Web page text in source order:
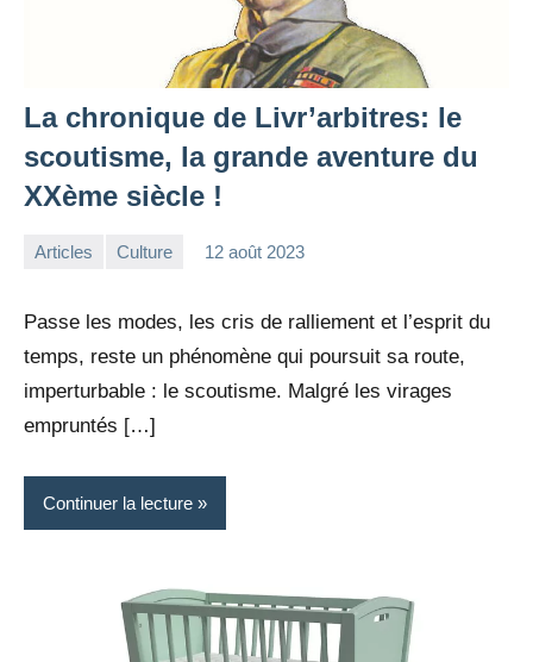
La chronique de Livr’arbitres: le
scoutisme, la grande aventure du
XXème siècle !
Articles Culture 12 août 2023
Passe les modes, les cris de ralliement et l’esprit du
temps, reste un phénomène qui poursuit sa route,
imperturbable : le scoutisme. Malgré les virages
empruntés […]
Continuer la lecture